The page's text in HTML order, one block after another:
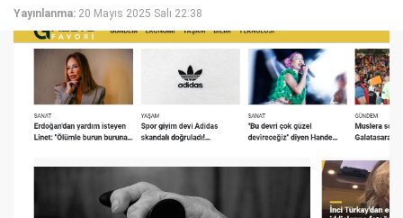
Yayınlanma: 20 Mayıs 2025 Salı 22:38